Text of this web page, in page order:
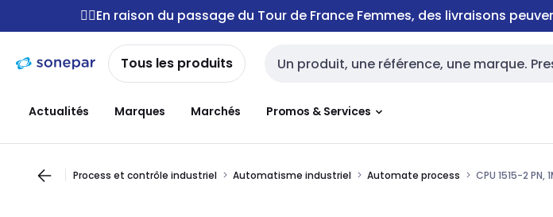
navigation
Passer
au
contenu
🚴‍♂️En raison du passage du Tour de France Femmes, des livraisons
Tous les produits Entrée de recherche
Actualités Marques Marchés Promos & Services
Process et contrôle industriel Automatisme industriel Automate process CPU 1515-2 PN,